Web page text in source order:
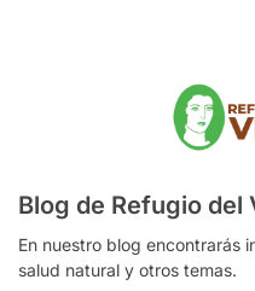
Blog de Refugio del
En nuestro blog encontrarás
salud natural y otros temas.